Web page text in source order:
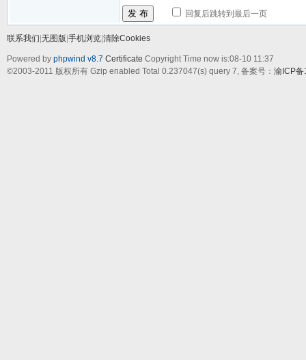
发 布 回复后跳转到最后一页
联系我们 无图版 手机浏览 清除Cookies
Powered by phpwind v8.7 Certificate Copyright Time now is:08-10 11:37
©2003-2011 版权所有 Gzip enabled Total 0.237047(s) query 7, 备案号： 渝ICP